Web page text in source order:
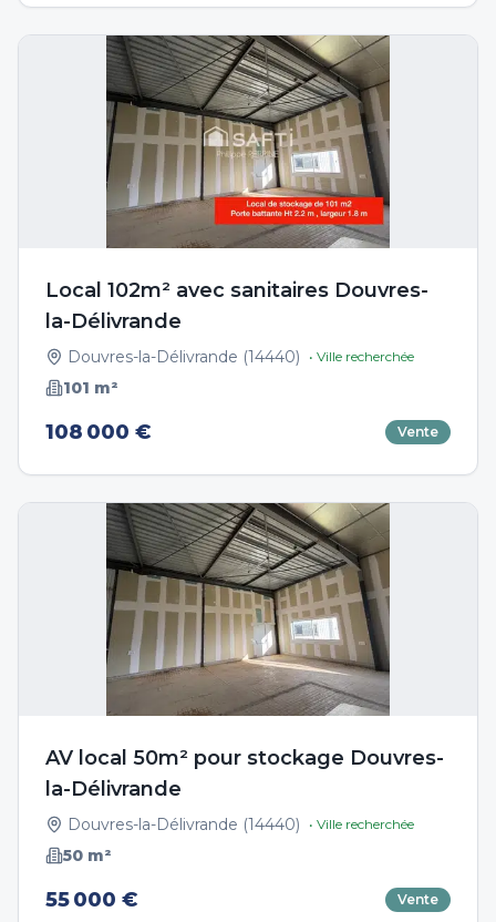
Local 102m² avec sanitaires Douvres-
la-Délivrande
Douvres-la-Délivrande (14440) • Ville recherchée
101 m²
108 000 € Vente
AV local 50m² pour stockage Douvres-
la-Délivrande
Douvres-la-Délivrande (14440) • Ville recherchée
50 m²
55 000 € Vente